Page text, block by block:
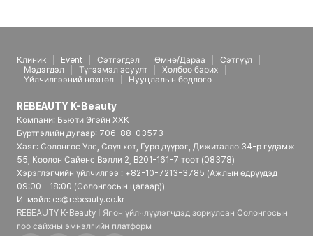
Клиник Event Сэтгэгдэл Өмнө/Дараа
Сэтгүүл
Мэдэгдэл
Түгээмэл асуулт
Холбоо барих
Үйлчилгээний нөхцөл
Нууцлалын бодлого
REBEAUTY K-Beauty
Компани: Бьюти Эгэйн ХХК
Бүртгэлийн дугаар: 706-88-03573
Хаяг: Солонгос Улс, Сөүл хот, Гуро дүүрэг, Дижиталло 34-р гудамж
55, Коолон Сайенс Вэлли 2, B201-161-7 тоот (08378)
Хэрэглэгчийн үйлчилгээ : +82-10-7213-3785 (Ажлын өдрүүдэд
09:00 - 18:00 (Солонгосын цагаар))
И-мэйл: cs@rebeauty.co.kr
REBEAUTY K-Beauty | Япон үйлчлүүлэгчдэд зориулсан Солонгосын
гоо сайхны эмнэлгийн платформ